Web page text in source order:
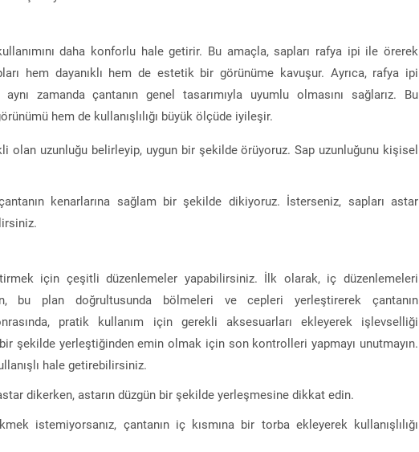
daha konforlu hale getirir. Bu amaçla, sapları rafya ipi ile örerek
hem dayanıklı hem de estetik bir görünüme kavuşur. Ayrıca, rafya ipi
aynı zamanda çantanın genel tasarımıyla uyumlu olmasını sağlarız. Bu
hem de kullanışlılığı büyük ölçüde iyileşir.
olan uzunluğu belirleyip, uygun bir şekilde örüyoruz. Sap uzunluğunu kişisel
kenarlarına sağlam bir şekilde dikiyoruz. İsterseniz, sapları astar
için çeşitli düzenlemeler yapabilirsiniz. İlk olarak, iç düzenlemeleri
bu plan doğrultusunda bölmeleri ve cepleri yerleştirerek çantanın
pratik kullanım için gerekli aksesuarları ekleyerek işlevselliği
şekilde yerleştiğinden emin olmak için son kontrolleri yapmayı unutmayın.
hale getirebilirsiniz.
dikerken, astarın düzgün bir şekilde yerleşmesine dikkat edin.
istemiyorsanız, çantanın iç kısmına bir torba ekleyerek kullanışlılığı